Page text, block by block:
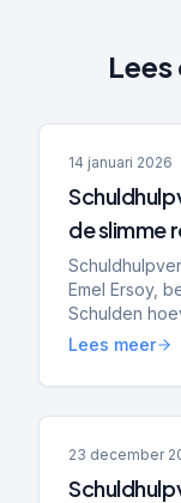
14 januari 2026
de slimme
bedrijf op
Emel Ersoy,
Schulden
onderneming
Lees meer
23 december